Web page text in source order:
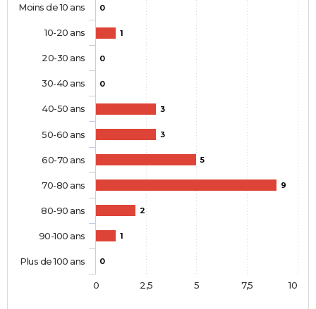
0
1
0
0
3
3
5
9
2
1
0
Moins de 10 ans
10-20 ans
20-30 ans
30-40 ans
40-50 ans
50-60 ans
60-70 ans
70-80 ans
80-90 ans
90-100 ans
Plus de 100 ans
0 10
2,5 5 7,5